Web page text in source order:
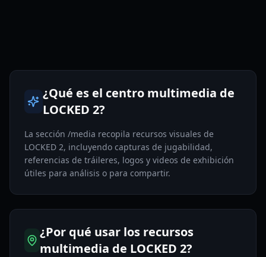
¿Qué es el centro multimedia de
LOCKED 2?
La sección /media recopila recursos visuales de
LOCKED 2, incluyendo capturas de jugabilidad,
referencias de tráileres, logos y videos de exhibición
útiles para análisis o para compartir.
¿Por qué usar los recursos
multimedia de LOCKED 2?